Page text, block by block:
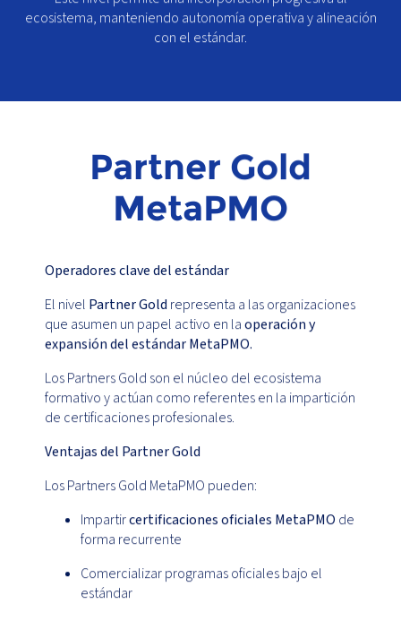
ecosistema, manteniendo autonomía operativa y alineación
con el estándar.
Partner Gold
MetaPMO
Operadores clave del estándar
El nivel Partner Gold representa a las organizaciones
que asumen un papel activo en laoperación y
expansión del estándar MetaPMO.
Los Partners Gold son el núcleo del ecosistema
formativo y actúan como referentes en la impartición
de certificaciones profesionales.
Ventajas del Partner Gold
Los Partners Gold MetaPMO pueden:
Impartircertificaciones oficiales MetaPMO de
forma recurrente
Comercializar programas oficiales bajo el
estándar